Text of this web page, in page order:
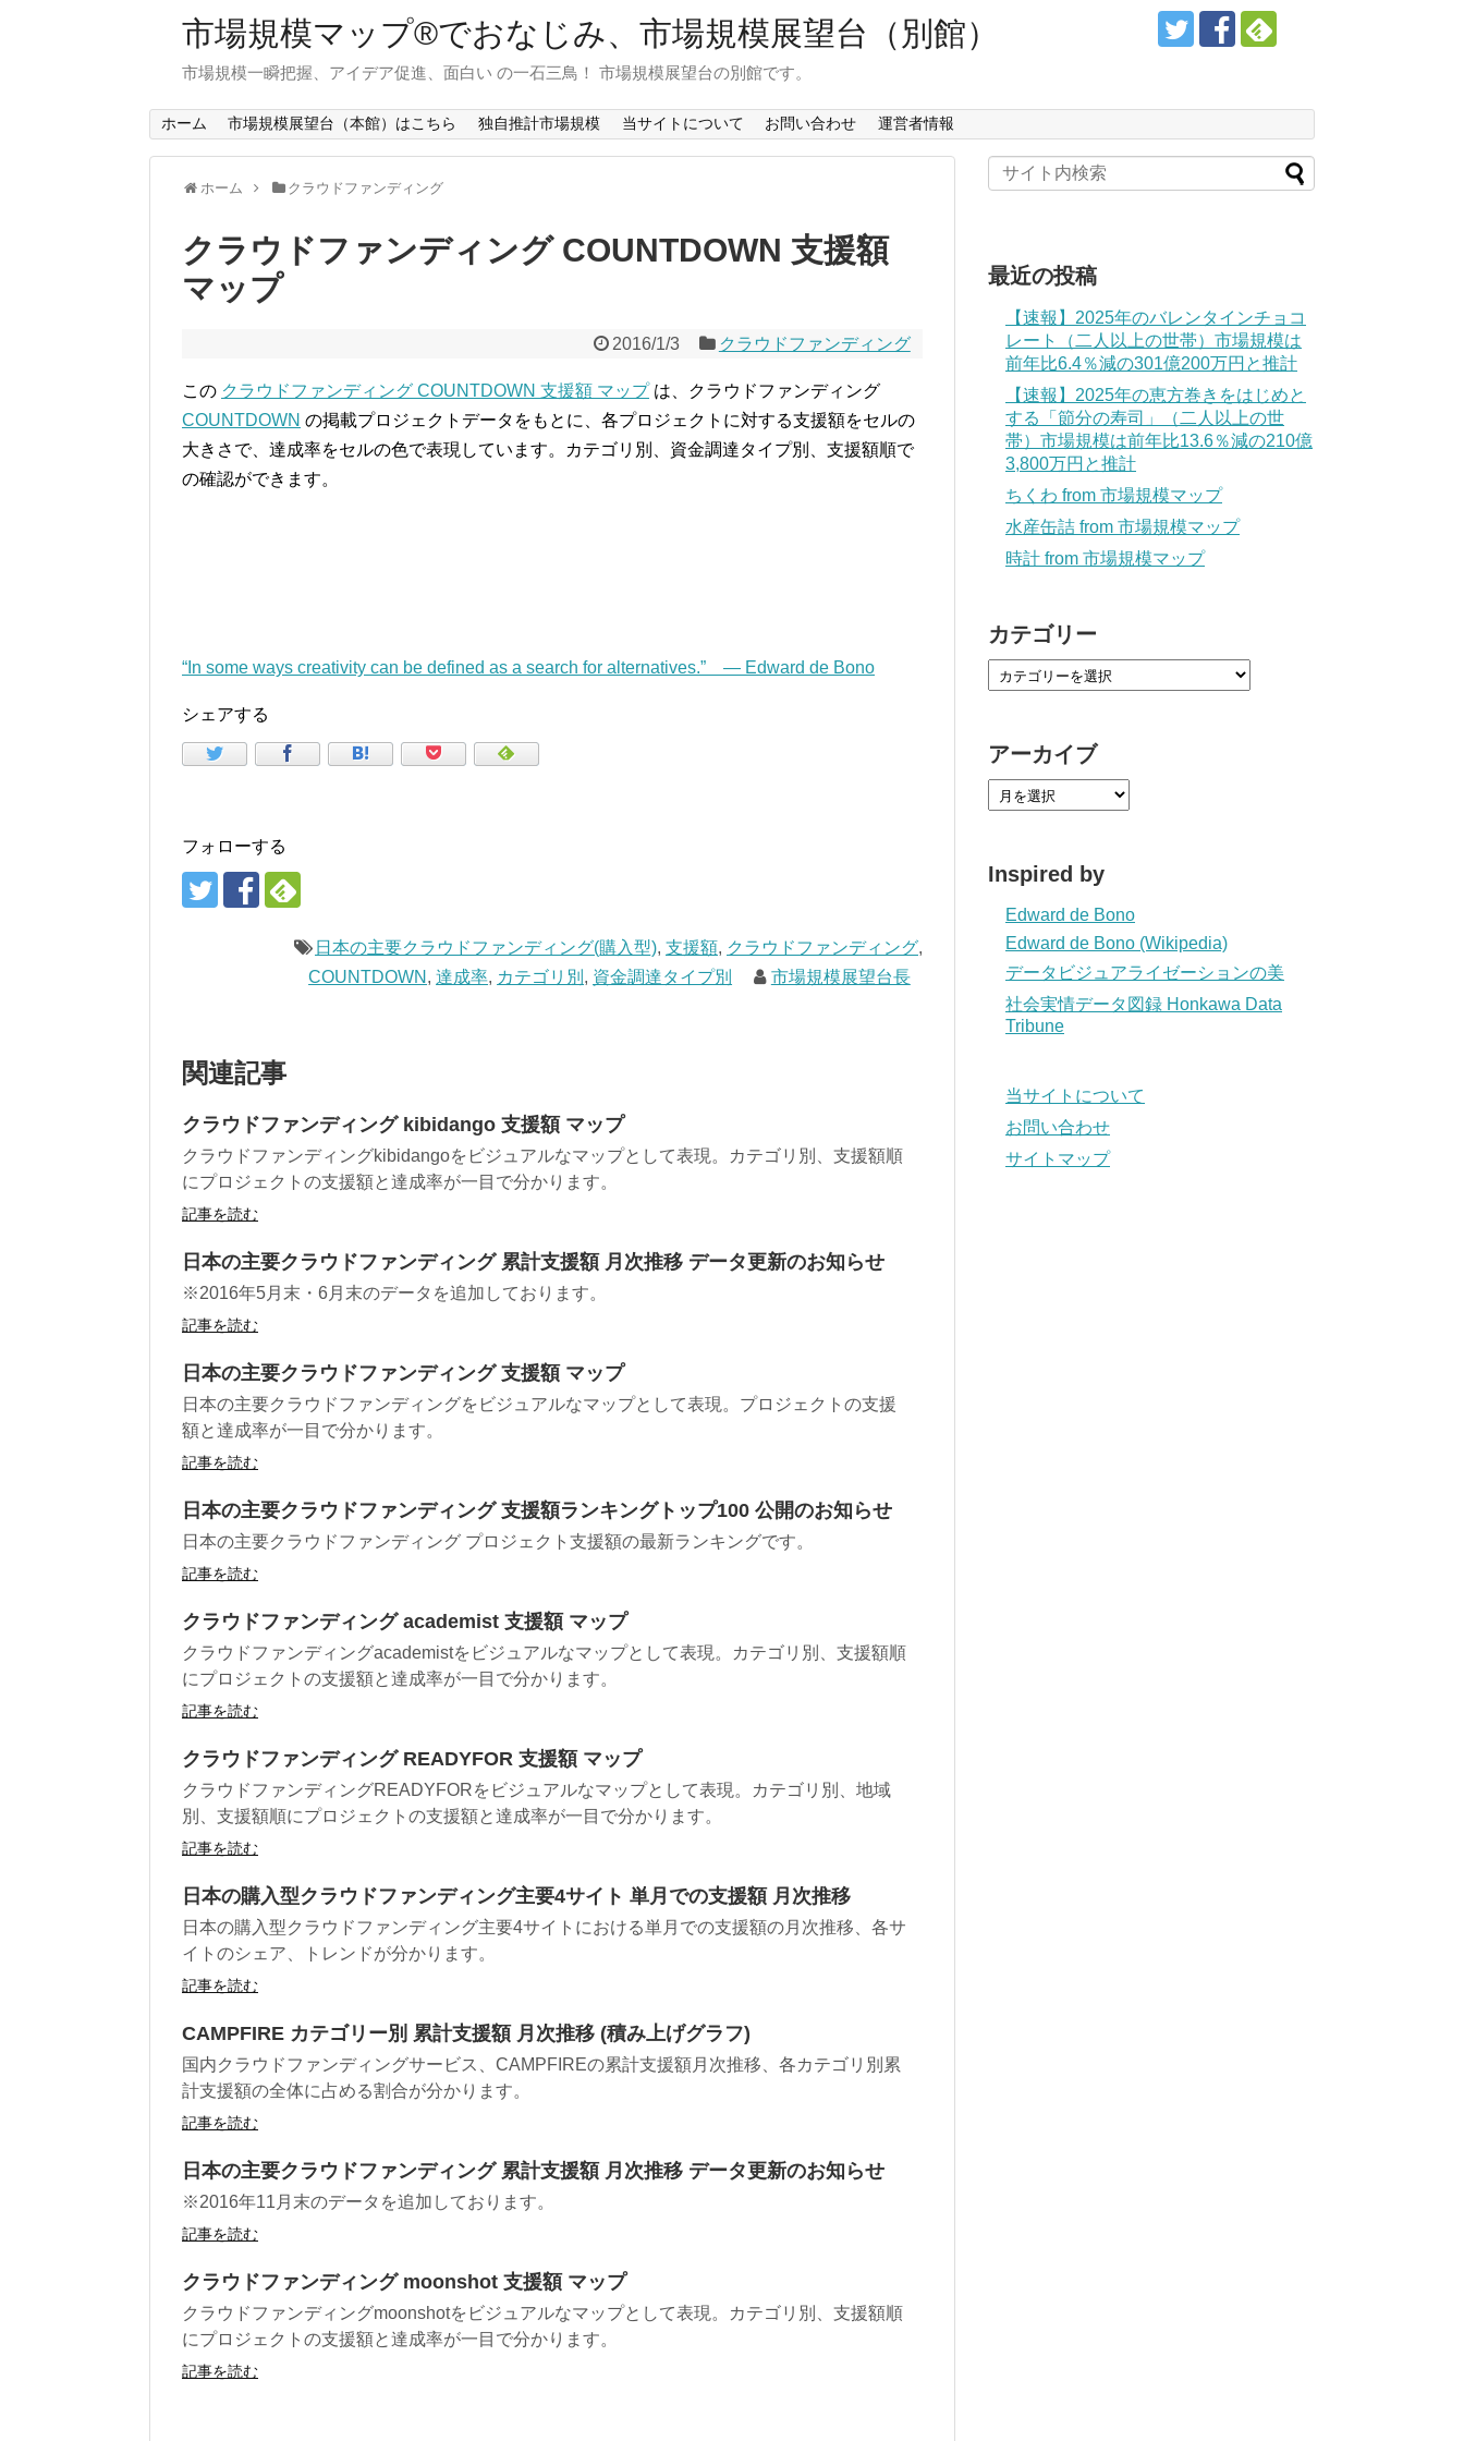
市場規模マップ®でおなじみ、市場規模展望台（別館）
市場規模一瞬把握、アイデア促進、面白い の一石三鳥！ 市場規模展望台の別館です。
ホーム 市場規模展望台（本館）はこちら 独自推計市場規模 当サイトについて お問い合わせ 運営者情報
ホーム クラウドファンディング
クラウドファンディング COUNTDOWN 支援額
マップ
2016/1/3 クラウドファンディング
この クラウドファンディング COUNTDOWN 支援額 マップは、クラウドファンディング
COUNTDOWN の掲載プロジェクトデータをもとに、各プロジェクトに対する支援額をセルの
大きさで、達成率をセルの色で表現しています。カテゴリ別、資金調達タイプ別、支援額順で
の確認ができます。
“In some ways creativity can be defined as a search for alternatives.” — Edward de Bono
シェアする
フォローする
日本の主要クラウドファンディング(購入型), 支援額, クラウドファンディング,
COUNTDOWN ,達成率, カテゴリ別 , 資金調達タイプ別 市場規模展望台長
関連記事
クラウドファンディング kibidango 支援額 マップ
クラウドファンディングkibidangoをビジュアルなマップとして表現。カテゴリ別、支援額順
にプロジェクトの支援額と達成率が一目で分かります。
記事を読む
日本の主要クラウドファンディング 累計支援額 月次推移 データ更新のお知らせ
※2016年5月末・6月末のデータを追加しております。
記事を読む
日本の主要クラウドファンディング 支援額 マップ
日本の主要クラウドファンディングをビジュアルなマップとして表現。プロジェクトの支援
額と達成率が一目で分かります。
記事を読む
日本の主要クラウドファンディング 支援額ランキングトップ100 公開のお知らせ
日本の主要クラウドファンディング プロジェクト支援額の最新ランキングです。
記事を読む
クラウドファンディング academist 支援額 マップ
クラウドファンディングacademistをビジュアルなマップとして表現。カテゴリ別、支援額順
にプロジェクトの支援額と達成率が一目で分かります。
記事を読む
クラウドファンディング READYFOR 支援額 マップ
クラウドファンディングREADYFORをビジュアルなマップとして表現。カテゴリ別、地域
別、支援額順にプロジェクトの支援額と達成率が一目で分かります。
記事を読む
日本の購入型クラウドファンディング主要4サイト 単月での支援額 月次推移
日本の購入型クラウドファンディング主要4サイトにおける単月での支援額の月次推移、各サ
イトのシェア、トレンドが分かります。
記事を読む
CAMPFIRE カテゴリー別 累計支援額 月次推移 (積み上げグラフ)
国内クラウドファンディングサービス、CAMPFIREの累計支援額月次推移、各カテゴリ別累
計支援額の全体に占める割合が分かります。
記事を読む
日本の主要クラウドファンディング 累計支援額 月次推移 データ更新のお知らせ
※2016年11月末のデータを追加しております。
記事を読む
クラウドファンディング moonshot 支援額 マップ
クラウドファンディングmoonshotをビジュアルなマップとして表現。カテゴリ別、支援額順
にプロジェクトの支援額と達成率が一目で分かります。
記事を読む
最近の投稿
【速報】2025年のバレンタインチョコ
レート（二人以上の世帯）市場規模は
前年比6.4％減の301億200万円と推計
【速報】2025年の恵方巻きをはじめと
する「節分の寿司」（二人以上の世
帯）市場規模は前年比13.6％減の210億
3,800万円と推計
ちくわ from 市場規模マップ
水産缶詰 from 市場規模マップ
時計 from 市場規模マップ
カテゴリー
アーカイブ
Inspired by
Edward de Bono
Edward de Bono (Wikipedia)
データビジュアライゼーションの美
社会実情データ図録 Honkawa Data
Tribune
当サイトについて
お問い合わせ
サイトマップ